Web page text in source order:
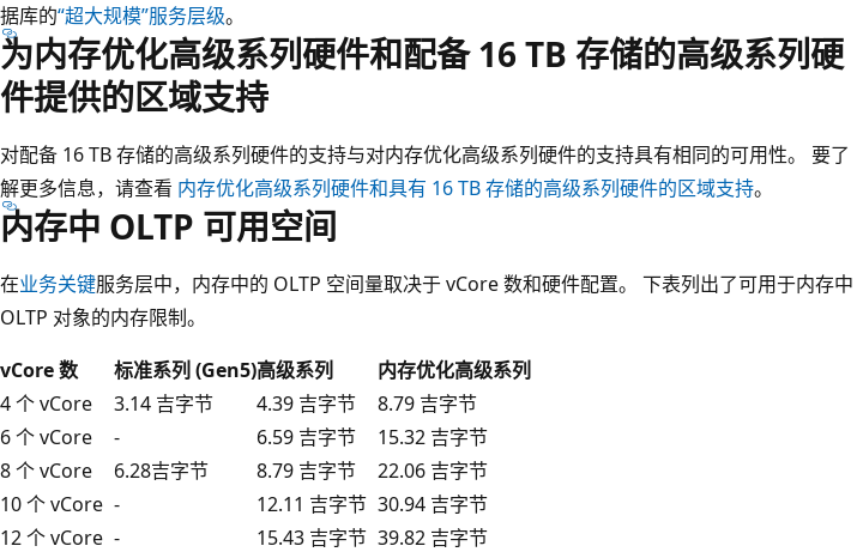
据库的“超大规模”服务层级。
为内存优化高级系列硬件和配备 16 TB 存储的高级系列硬
件提供的区域支持
对配备 16 TB 存储的高级系列硬件的支持与对内存优化高级系列硬件的支持具有相同的可用性。 要了
解更多信息，请查看 内存优化高级系列硬件和具有 16 TB 存储的高级系列硬件的区域支持。
内存中 OLTP 可用空间
在业务关键服务层中，内存中的 OLTP 空间量取决于 vCore 数和硬件配置。 下表列出了可用于内存中
OLTP 对象的内存限制。
vCore 数
标准系列 (Gen5)高级系列
内存优化高级系列
4 个 vCore
3.14 吉字节 4.39 吉字节
8.79 吉字节
6 个 vCore
- 6.59 吉字节
15.32 吉字节
8 个 vCore
6.28吉字节 8.79 吉字节
22.06 吉字节
10 个 vCore - 12.11 吉字节 30.94 吉字节
12 个 vCore - 15.43 吉字节 39.82 吉字节